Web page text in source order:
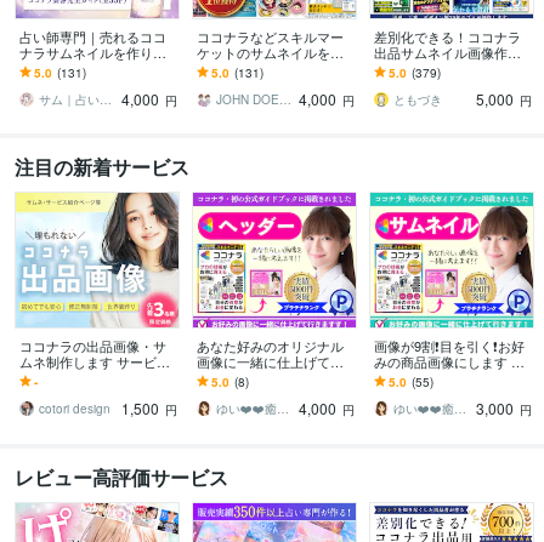
占い師専門｜売れるココ
ナラサムネイルを作りま
す 【55P特典付】競合分
析・タイトル提案で集客U
P♪
5.0 (131)
サム｜占い・スピリチュアル専門クリエイタ
4,000 円
ココナラなどスキルマー
ケットのサムネイルを作
ります クリック率を意識
した設計でライバルに差
をつけます
5.0 (131)
JOHN DOE＠販売実績4800件以上 4,000 円
差別化できる！ココナラ
出品サムネイル画像作成
します サービス画像デザ
イン2案作成⭐️ココナラ攻
略PDF付❗️
5.0 (379)
ともづき
5,000 円
注目の新着サービス
ココナラの出品画像・サ
ムネ制作します サービス
の魅力が伝わる！クリッ
クしたくなるサムネイ
ル！
-
cotori design
1,500 円
あなた好みのオリジナル
画像に一緒に仕上げて行
きます ✅目を引く画像と
して✨公式ガイドブログ✨
に掲載されました❗️
5.0 (8)
ゆい❤️❤️癒しの心友
4,000 円
画像が9割❗️目を引く❗️お好
みの商品画像にします ✅
目立つ画像として✨公式ガ
イドブック✨に掲載されま
した❗️
5.0 (55)
ゆい❤️❤️癒しの心友
3,000 円
レビュー高評価サービス